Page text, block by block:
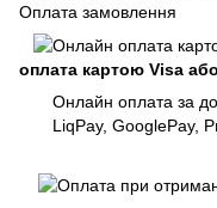
Оплата замовлення
оплата картою Visa
Онлайн оплата за
LiqPay, GooglePay,